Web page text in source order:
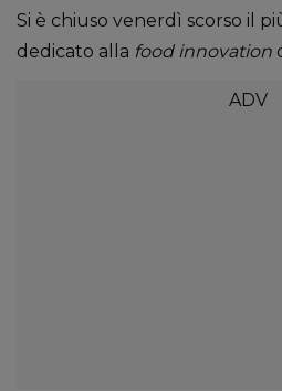
Si è chiuso venerdì scorso il
dedicato alla food innovation